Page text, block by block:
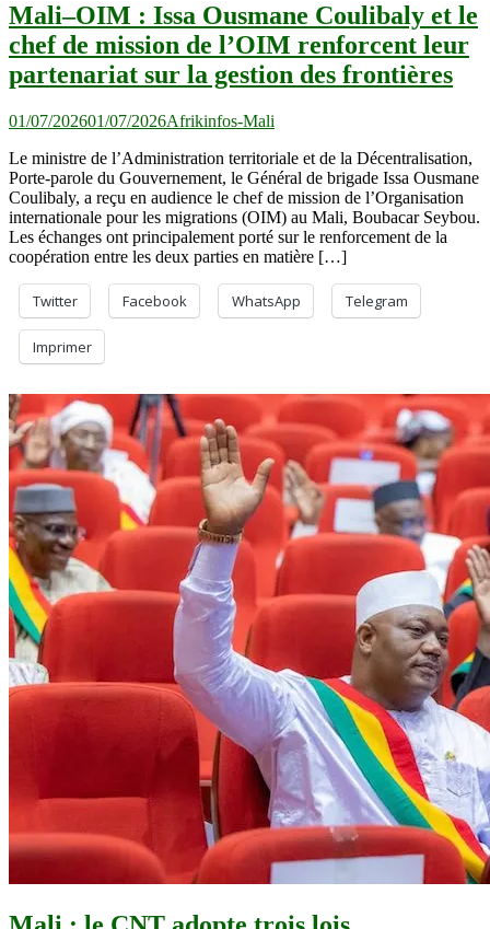
Mali–OIM : Issa Ousmane Coulibaly et le
chef de mission de l’OIM renforcent leur
partenariat sur la gestion des frontières
01/07/202601/07/2026Afrikinfos-Mali
Le ministre de l’Administration territoriale et de la Décentralisation,
Porte-parole du Gouvernement, le Général de brigade Issa Ousmane
Coulibaly, a reçu en audience le chef de mission de l’Organisation
internationale pour les migrations (OIM) au Mali, Boubacar Seybou.
Les échanges ont principalement porté sur le renforcement de la
coopération entre les deux parties en matière […]
Twitter Facebook WhatsApp Telegram
Imprimer